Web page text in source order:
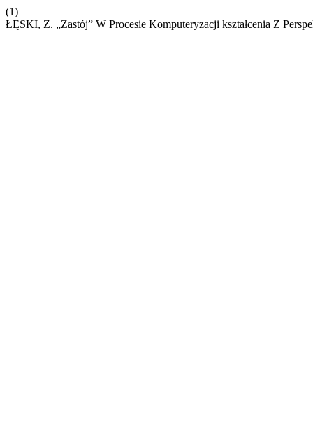
(1)
ŁĘSKI, Z. „Zastój” W Procesie Komputeryzacji kształcenia Z